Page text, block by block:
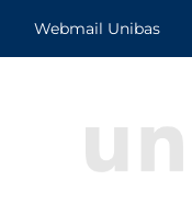
Webmail Unibas